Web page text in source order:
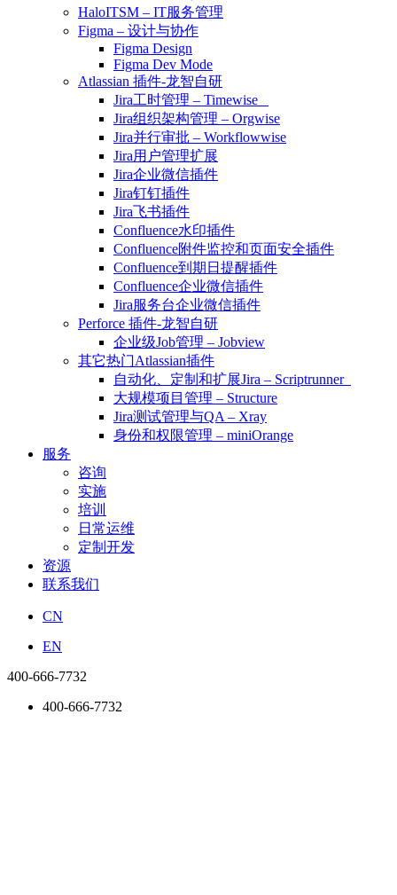
HaloITSM – IT服务管理
Figma – 设计与协作
Figma Design
Figma Dev Mode
Atlassian 插件-龙智自研
Jira工时管理 – Timewise
Jira组织架构管理 – Orgwise
Jira并行审批 – Workflowwise
Jira用户管理扩展
Jira企业微信插件
Jira钉钉插件
Jira飞书插件
Confluence水印插件
Confluence附件监控和页面安全插件
Confluence到期日提醒插件
Confluence企业微信插件
Jira服务台企业微信插件
Perforce 插件-龙智自研
企业级Job管理 – Jobview
其它热门Atlassian插件
自动化、定制和扩展Jira – Scriptrunner
大规模项目管理 – Structure
Jira测试管理与QA – Xray
身份和权限管理 – miniOrange
服务
咨询
实施
培训
日常运维
定制开发
资源
联系我们
CN
EN
400-666-7732
400-666-7732